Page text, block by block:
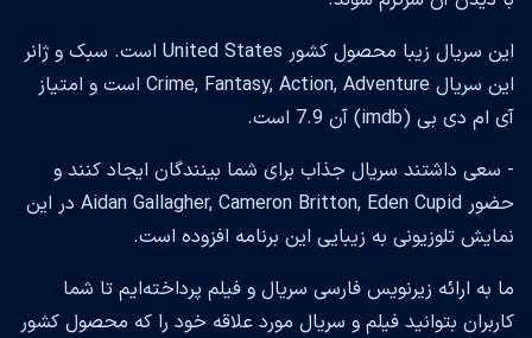
این سریال زیبا محصول کشور United States است. سبک و ژانر
این سریال Crime, Fantasy, Action, Adventure است و امتیاز
آی ام دی بی (imdb) آن 7.9 است.
- سعی داشتند سریال جذاب برای شما بینندگان ایجاد کنند و
حضور Aidan Gallagher, Cameron Britton, Eden Cupid در این
نمایش تلوزیونی به زیبایی این برنامه افزوده است.
ما به ارائه زیرنویس فارسی سریال و فیلم پرداخته‌ایم تا شما
کاربران بتوانید فیلم و سریال مورد علاقه خود را که محصول کشور